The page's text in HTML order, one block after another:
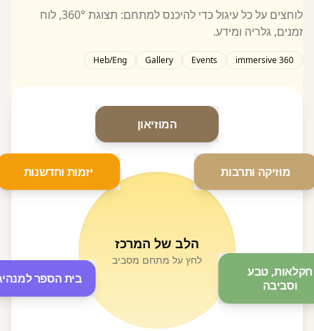
לוחצים על כל עיגול כדי להיכנס למתחם: תצוגת 360°, לוח
זמנים, גלריה ומידע.
360 immersive
Events
Gallery
Heb/Eng
הלב של המרכז
לחץ על מתחם מסביב
המוזיאון
מוזיקה ותרבות
חקלאות, טבע
וסביבה
בית הספר
יזמות וחדשנות